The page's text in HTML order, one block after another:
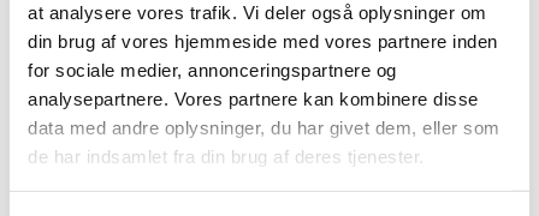
at analysere vores trafik. Vi deler også oplysninger om
din brug af vores hjemmeside med vores partnere inden
for sociale medier, annonceringspartnere og
analysepartnere. Vores partnere kan kombinere disse
data med andre oplysninger, du har givet dem, eller som
de har indsamlet fra din brug af deres tjenester.
European Policy Agreement
Kontakt